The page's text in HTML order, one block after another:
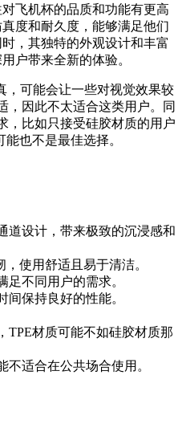
对飞机杯的品质和功能有更高
度和耐久度，能够满足他们
，其独特的外观设计和丰富
户带来全新的体验。
，可能会让一些对视觉效果较
，因此不太适合这类用户。同
，比如只接受硅胶材质的用户
也不是最佳选择。
道设计，带来极致的沉浸感和
使用舒适且易于清洁。
足不同用户的需求。
间保持良好的性能。
TPE材质可能不如硅胶材质那
不适合在公共场合使用。